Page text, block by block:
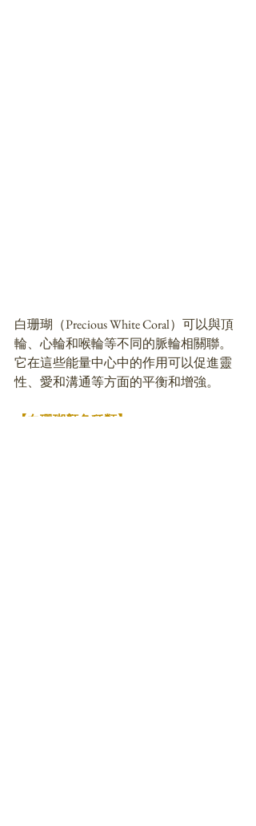
白珊瑚（Precious White Coral）可以與頂
輪、心輪和喉輪等不同的脈輪相關聯。
它在這些能量中心中的作用可以促進靈
性、愛和溝通等方面的平衡和增強。
【白珊瑚顏色種類】